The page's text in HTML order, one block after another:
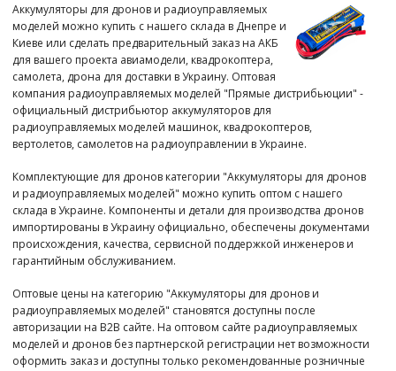
About Company
Обзоры
Категории
Бренды
Войти в B2B
Стать партнером
Аккумуляторы для дронов и радиоуправляемых
моделей можно купить с нашего склада в Днепре и
Киеве или сделать предварительный заказ на АКБ
для вашего проекта авиамодели, квадрокоптера,
самолета, дрона для доставки в Украину. Оптовая
компания радиоуправляемых моделей "Прямые дистрибьюции" -
официальный дистрибьютор аккумуляторов для
радиоуправляемых моделей машинок, квадрокоптеров,
вертолетов, самолетов на радиоуправлении в Украине.
Комплектующие для дронов категории "Аккумуляторы для дронов
и радиоуправляемых моделей" можно купить оптом с нашего
склада в Украине. Компоненты и детали для производства дронов
импортированы в Украину официально, обеспечены документами
происхождения, качества, сервисной поддержкой инженеров и
гарантийным обслуживанием.
Оптовые цены на категорию "Аккумуляторы для дронов и
радиоуправляемых моделей" становятся доступны после
авторизации на B2B сайте. На оптовом сайте радиоуправляемых
моделей и дронов без партнерской регистрации нет возможности
оформить заказ и доступны только рекомендованные розничные